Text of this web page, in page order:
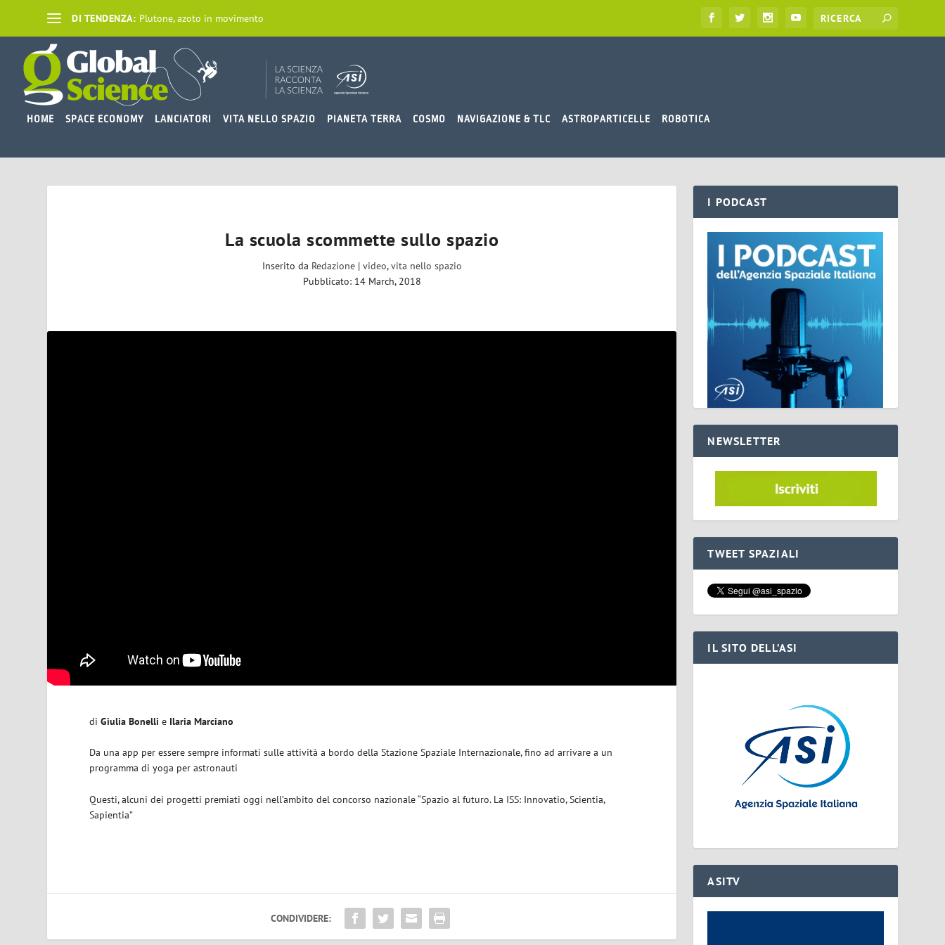
DI TENDENZA: Plutone, azoto in movimento
HOME SPACE ECONOMY LANCIATORI VITA NELLO SPAZIO PIANETA TERRA COSMO NAVIGAZIONE & TLC ASTROPARTICELLE ROBOTICA
La scuola scommette sullo spazio
Inserito da Redazione| video,vita nello spazio
Pubblicato: 14 March, 2018
diGiulia Bonelli e Ilaria Marciano
Da una app per essere sempre informati sulle attività a bordo della Stazione Spaziale Internazionale, fino ad arrivare a un
programma di yoga per astronauti
Questi, alcuni dei progetti premiati oggi nell’ambito del concorso nazionale “Spazio al futuro. La ISS: Innovatio, Scientia,
Sapientia”
CONDIVIDERE:
I PODCAST
NEWSLETTER
TWEET SPAZIALI
IL SITO DELL’ASI
ASITV